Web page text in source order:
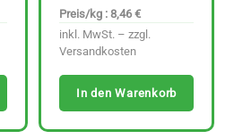
Preis/kg : 8,46 €
inkl. MwSt. – zzgl.
Versandkosten
In den Warenkorb